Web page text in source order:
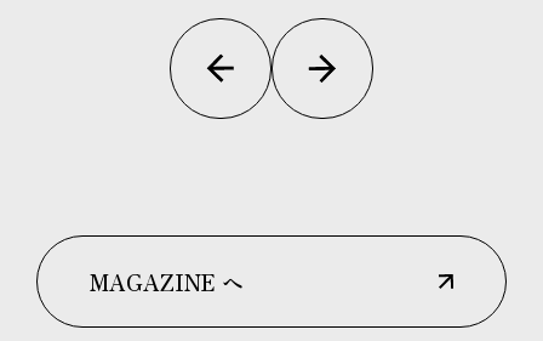
MAGAZINE へ